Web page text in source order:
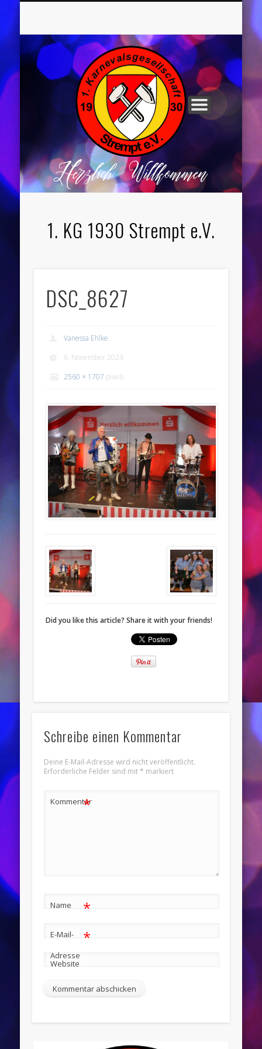
1. KG 1930 Strempt e.V.
DSC_8627
Vanessa Ehlke
6. November 2023
2560 × 1707 pixels
Did you like this article? Share it with your friends!
Schreibe einen Kommentar
Deine E-Mail-Adresse wird nicht veröffentlicht.
Erforderliche Felder sind mit* markiert
Kommentar
*
Name *
E-Mail-
Adresse
*
Website